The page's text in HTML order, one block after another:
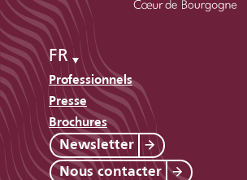
FR
Professionnels
Presse
Brochures
Newsletter
Nous contacter